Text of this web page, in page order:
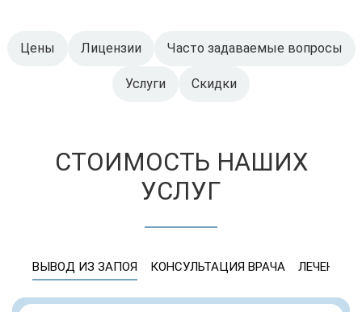
Цены Лицензии Часто задаваемые вопросы
Услуги Скидки
СТОИМОСТЬ НАШИХ
УСЛУГ
ВЫВОД ИЗ ЗАПОЯ КОНСУЛЬТАЦИЯ ВРАЧА ЛЕЧЕНИЕ